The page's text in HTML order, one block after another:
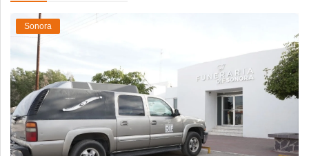
Sonora